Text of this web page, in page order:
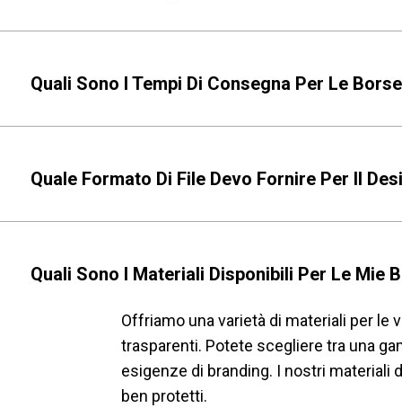
Quali Sono I Tempi Di Consegna Per Le
Quale Formato Di File Devo Fornire Per Il
Quali Sono I Materiali Disponibili Per Le Mie
Offriamo una varietà di materiali per le
trasparenti. Potete scegliere tra una
esigenze di branding. I nostri materiali
ben protetti.